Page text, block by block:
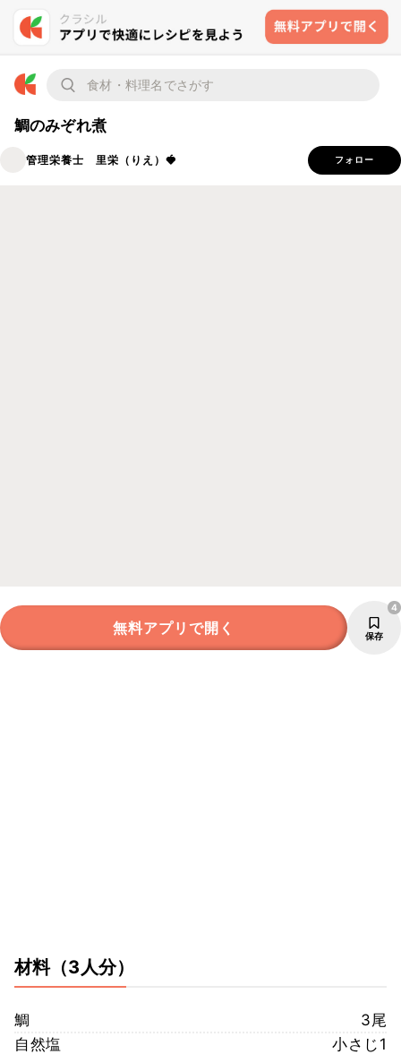
鯛のみぞれ煮
管理栄養士 里栄（りえ）🍓 フォロー
無料アプリで開く 保存
4
材料（3人分）
鯛
3尾
自然塩
小さじ1